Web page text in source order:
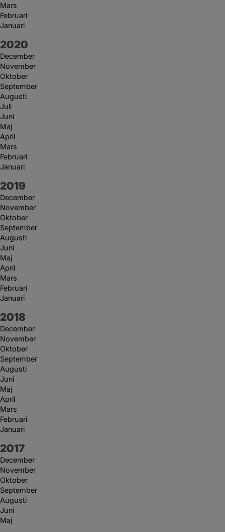
Mars
Februari
Januari
År:
2020
December
November
Oktober
September
Augusti
Juli
Juni
Maj
April
Mars
Februari
Januari
År:
2019
December
November
Oktober
September
Augusti
Juni
Maj
April
Mars
Februari
Januari
År:
2018
December
November
Oktober
September
Augusti
Juni
Maj
April
Mars
Februari
Januari
År:
2017
December
November
Oktober
September
Augusti
Juni
Maj